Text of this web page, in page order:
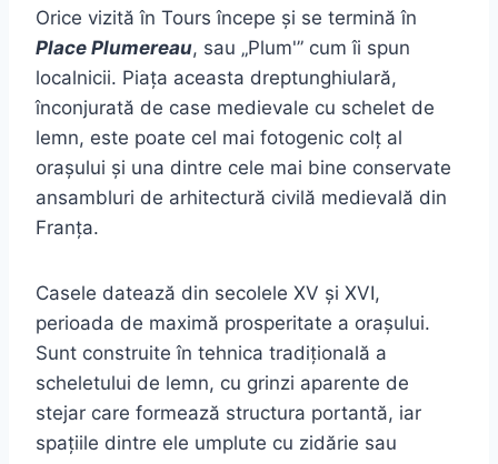
Orice vizită în Tours începe și se termină în
Place Plumereau, sau „Plum'” cum îi spun
localnicii. Piața aceasta dreptunghiulară,
înconjurată de case medievale cu schelet de
lemn, este poate cel mai fotogenic colț al
orașului și una dintre cele mai bine conservate
ansambluri de arhitectură civilă medievală din
Franța.
Casele datează din secolele XV și XVI,
perioada de maximă prosperitate a orașului.
Sunt construite în tehnica tradițională a
scheletului de lemn, cu grinzi aparente de
stejar care formează structura portantă, iar
spațiile dintre ele umplute cu zidărie sau